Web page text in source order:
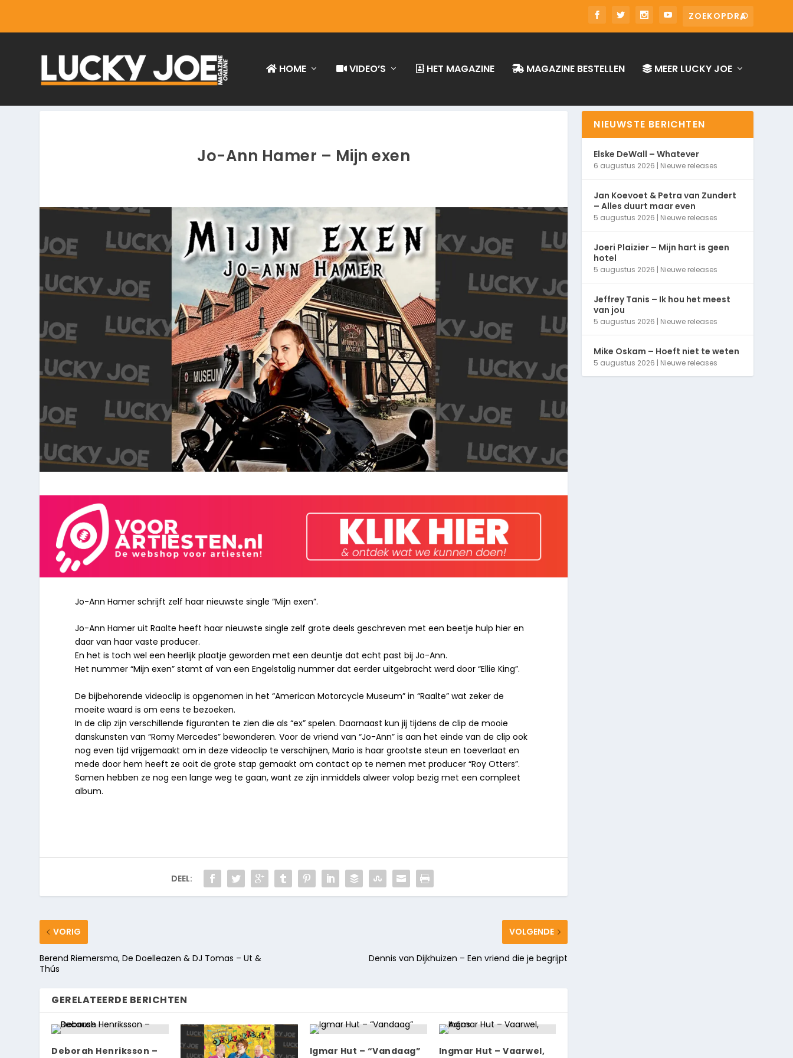
HOME VIDEO’S HET MAGAZINE MAGAZINE BESTELLEN MEER LUCKY JOE
Jo-Ann Hamer – Mijn exen
Jo-Ann Hamer schrijft zelf haar nieuwste single “Mijn exen”.
Jo-Ann Hamer uit Raalte heeft haar nieuwste single zelf grote deels geschreven met een beetje hulp hier en
daar van haar vaste producer.
En het is toch wel een heerlijk plaatje geworden met een deuntje dat echt past bij Jo-Ann.
Het nummer “Mijn exen” stamt af van een Engelstalig nummer dat eerder uitgebracht werd door “Ellie King”.
De bijbehorende videoclip is opgenomen in het “American Motorcycle Museum” in “Raalte” wat zeker de
moeite waard is om eens te bezoeken.
In de clip zijn verschillende figuranten te zien die als “ex” spelen. Daarnaast kun jij tijdens de clip de mooie
danskunsten van “Romy Mercedes” bewonderen. Voor de vriend van “Jo-Ann” is aan het einde van de clip ook
nog even tijd vrijgemaakt om in deze videoclip te verschijnen, Mario is haar grootste steun en toeverlaat en
mede door hem heeft ze ooit de grote stap gemaakt om contact op te nemen met producer “Roy Otters”.
Samen hebben ze nog een lange weg te gaan, want ze zijn inmiddels alweer volop bezig met een compleet
album.
DEEL:
VORIG
Berend Riemersma, De Doelleazen & DJ Tomas – Ut &
Thús
VOLGENDE
Dennis van Dijkhuizen – Een vriend die je begrijpt
GERELATEERDE BERICHTEN
Deborah Henriksson –
Igmar Hut – “Vandaag”
Ingmar Hut – Vaarwel,
NIEUWSTE BERICHTEN
Elske DeWall – Whatever
6 augustus 2026 | Nieuwe releases
Jan Koevoet & Petra van Zundert
– Alles duurt maar even
5 augustus 2026 | Nieuwe releases
Joeri Plaizier – Mijn hart is geen
hotel
5 augustus 2026 | Nieuwe releases
Jeffrey Tanis – Ik hou het meest
van jou
5 augustus 2026 | Nieuwe releases
Mike Oskam – Hoeft niet te weten
5 augustus 2026 | Nieuwe releases